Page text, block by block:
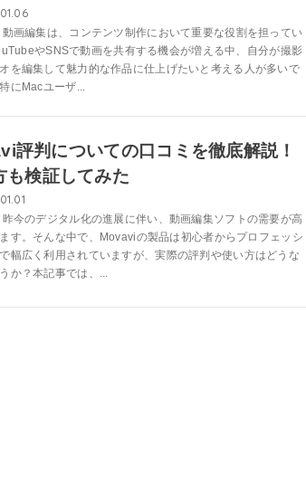
動画編集は、コンテンツ制作において重要な役割を担ってい
やSNSで動画を共有する機会が増える中、自分が撮影
を編集して魅力的な作品に仕上げたいと考える人が多いで
にMacユーザ...
評判についての口コミを徹底解説！
も検証してみた
昨今のデジタル化の進展に伴い、動画編集ソフトの需要が高
す。そんな中で、Movaviの製品は初心者からプロフェッシ
幅広く利用されていますが、実際の評判や使い方はどうな
か？本記事では、...